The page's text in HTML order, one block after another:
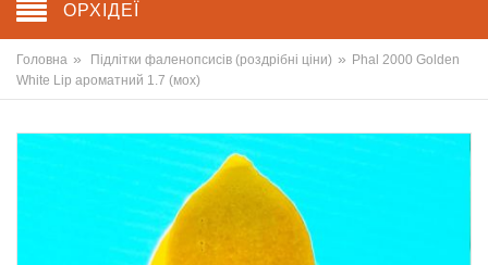
ОРХІДЕЇ
Головна » Підлітки фаленопсисів (роздрібні ціни) » Phal 2000 Golden
White Lip ароматний 1.7 (мох)